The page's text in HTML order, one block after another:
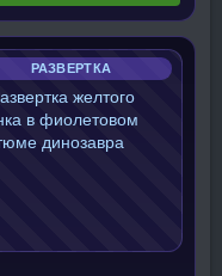
РАЗВЕРТКА